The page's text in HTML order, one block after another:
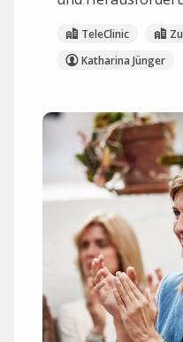
TeleClinic
Katharina Jünger